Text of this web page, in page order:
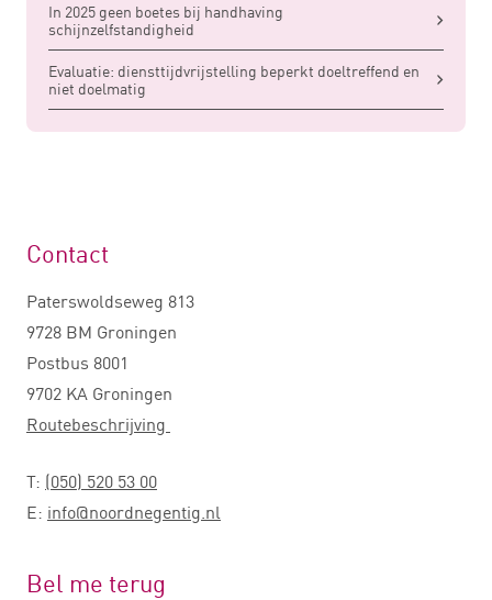
In 2025 geen boetes bij handhaving
schijnzelfstandigheid
Evaluatie: diensttijdvrijstelling beperkt doeltreffend en
niet doelmatig
Contact
Paterswoldseweg 813
9728 BM Groningen
Postbus 8001
9702 KA Groningen
Routebeschrijving
T: (050) 520 53 00
E: info@noordnegentig.nl
Bel me terug